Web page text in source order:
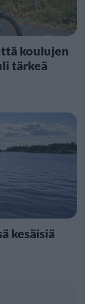
koulujen
tärkeä
kesäisiä